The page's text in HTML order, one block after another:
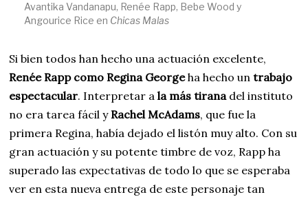
Avantika Vandanapu, Renée Rapp, Bebe Wood y
Angourice Rice en Chicas Malas
Si bien todos han hecho una actuación excelente,
Renée Rapp como Regina Georgeha hecho untrabajo
espectacular. Interpretar ala más tiranadel instituto
no era tarea fácil yRachel McAdams, que fue la
primera Regina, había dejado el listón muy alto. Con su
gran actuación y su potente timbre de voz, Rapp ha
superado las expectativas de todo lo que se esperaba
ver en esta nueva entrega de este personaje tan